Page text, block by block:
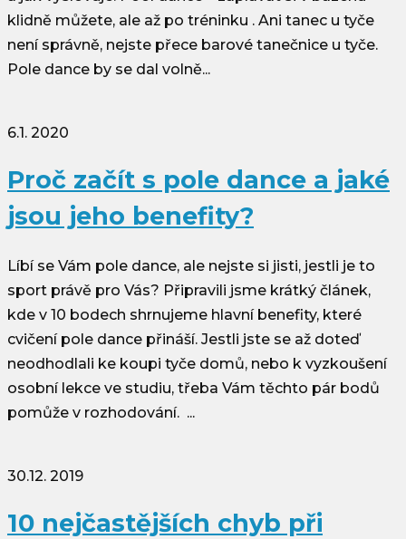
klidně můžete, ale až po tréninku . Ani tanec u tyče
není správně, nejste přece barové tanečnice u tyče.
Pole dance by se dal volně...
6.1. 2020
Proč začít s pole dance a jaké
jsou jeho benefity?
Líbí se Vám pole dance, ale nejste si jisti, jestli je to
sport právě pro Vás? Připravili jsme krátký článek,
kde v 10 bodech shrnujeme hlavní benefity, které
cvičení pole dance přináší. Jestli jste se až doteď
neodhodlali ke koupi tyče domů, nebo k vyzkoušení
osobní lekce ve studiu, třeba Vám těchto pár bodů
pomůže v rozhodování. ...
30.12. 2019
10 nejčastějších chyb při